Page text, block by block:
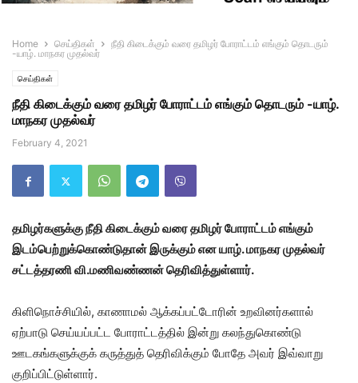
Home செய்திகள்
நீதி கிடைக்கும் வரை தமிழர் போராட்டம் எங்கும் தொடரும்
-யாழ். மாநகர முதல்வர்
செய்திகள்
நீதி கிடைக்கும் வரை தமிழர் போராட்டம் எங்கும் தொடரும் -யாழ்.
மாநகர முதல்வர்
February 4, 2021
தமிழர்களுக்கு நீதி கிடைக்கும் வரை தமிழர் போராட்டம் எங்கும்
இடம்பெற்றுக்கொண்டுதான் இருக்கும் என யாழ். மாநகர முதல்வர்
சட்டத்தரணி வி.மணிவண்ணன் தெரிவித்துள்ளார்.
கிளிநொச்சியில், காணாமல் ஆக்கப்பட்டோரின் உறவினர்களால்
ஏற்பாடு செய்யப்பட்ட போராட்டத்தில் இன்று கலந்துகொண்டு
ஊடகங்களுக்குக் கருத்துத் தெரிவிக்கும் போதே அவர் இவ்வாறு
குறிப்பிட்டுள்ளார்.